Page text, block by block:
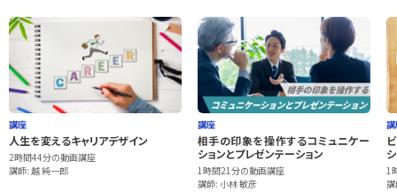
講座
人生を変えるキャリアデザイン
2時間44分の動画講座
講師: 越 純一郎
講座
相手の印象を操作するコミュニケー
ションとプレゼンテーション
1時間21分の動画講座
講師: 小林 敏彦
1